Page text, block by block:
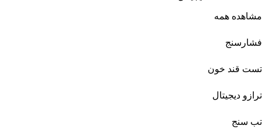
مشاهده همه
فشارسنج
تست قند خون
ترازو دیجیتال
تب سنج